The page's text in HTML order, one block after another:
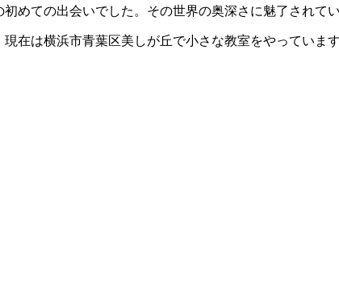
めての出会いでした。その世界の奥深さに魅了されて
在は横浜市青葉区美しが丘で小さな教室をやっています